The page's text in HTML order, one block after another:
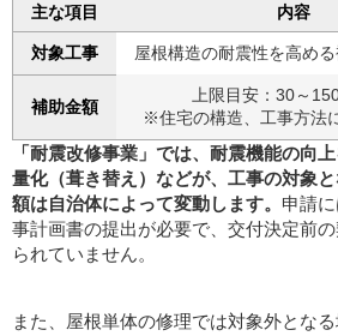
主な項目 内容
対象工事 屋根構造の耐震性を高め
補助金額
上限目安：30～
※住宅の構造、工事方法
「耐震改修事業」では、耐震機能の向
量化（葺き替え）などが、工事の対象
額は自治体によって変動します。 申請
事計画書の提出が必要で、交付決定前
られていません。
また、屋根単体の修理では対象外となる